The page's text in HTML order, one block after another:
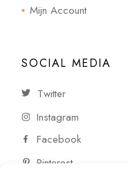
Mijn Account
SOCIAL MEDIA
Twitter
Instagram
Facebook
Pinterest